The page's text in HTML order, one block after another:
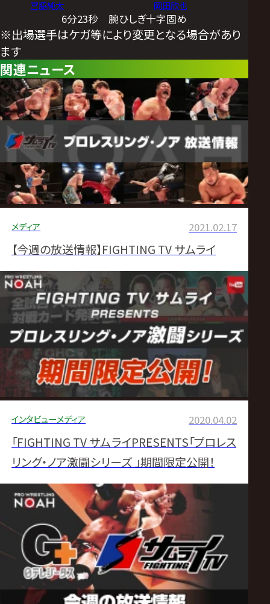
宮脇純太 岡田欣也
6分23秒 腕ひしぎ十字固め
※出場選手はケガ等により変更となる場合があり
ます
関連ニュース
メディア 2021.02.17
【今週の放送情報】FIGHTING TV サムライ
インタビューメディア 2020.04.02
「FIGHTING TV サムライPRESENTS「プロレス
リング・ノア激闘シリーズ 」期間限定公開！